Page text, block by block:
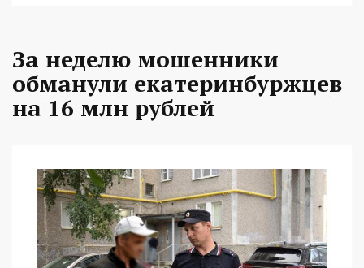
За неделю мошенники
обманули екатеринбуржцев
на 16 млн рублей